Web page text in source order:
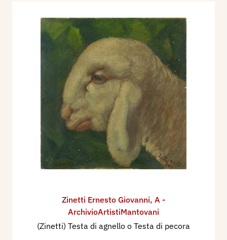
Zinetti Ernesto Giovanni, A -
ArchivioArtistiMantovani
(Zinetti) Testa di agnello o Testa di pecora